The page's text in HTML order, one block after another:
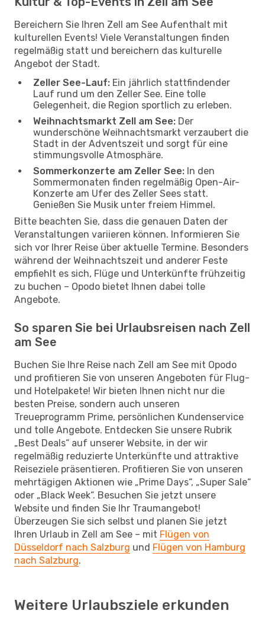
Bereichern Sie Ihren Zell am See Aufenthalt mit
kulturellen Events! Viele Veranstaltungen finden
regelmäßig statt und bereichern das kulturelle
Angebot der Stadt.
Zeller See-Lauf: Ein jährlich stattfindender
Lauf rund um den Zeller See. Eine tolle
Gelegenheit, die Region sportlich zu erleben.
Weihnachtsmarkt Zell am See: Der
wunderschöne Weihnachtsmarkt verzaubert die
Stadt in der Adventszeit und sorgt für eine
stimmungsvolle Atmosphäre.
Sommerkonzerte am Zeller See: In den
Sommermonaten finden regelmäßig Open-Air-
Konzerte am Ufer des Zeller Sees statt.
Genießen Sie Musik unter freiem Himmel.
Bitte beachten Sie, dass die genauen Daten der
Veranstaltungen variieren können. Informieren Sie
sich vor Ihrer Reise über aktuelle Termine. Besonders
während der Weihnachtszeit und anderer Feste
empfiehlt es sich, Flüge und Unterkünfte frühzeitig
zu buchen – Opodo bietet Ihnen dabei tolle
Angebote.
So sparen Sie bei Urlaubsreisen nach Zell
am See
Buchen Sie Ihre Reise nach Zell am See mit Opodo
und profitieren Sie von unseren Angeboten für Flug-
und Hotelpakete! Wir bieten Ihnen nicht nur die
besten Preise, sondern auch unseren
Treueprogramm Prime, persönlichen Kundenservice
und tolle Angebote. Entdecken Sie unsere Rubrik
„Best Deals“ auf unserer Website, in der wir
regelmäßig reduzierte Unterkünfte und attraktive
Reiseziele präsentieren. Profitieren Sie von unseren
mehrtägigen Aktionen wie „Prime Days“, „Super Sale“
oder „Black Week“. Besuchen Sie jetzt unsere
Website und finden Sie Ihr Traumangebot!
Überzeugen Sie sich selbst und planen Sie jetzt
Ihren Urlaub in Zell am See – mit Flügen von
Düsseldorf nach Salzburg und Flügen von Hamburg
nach Salzburg.
Weitere Urlaubsziele erkunden